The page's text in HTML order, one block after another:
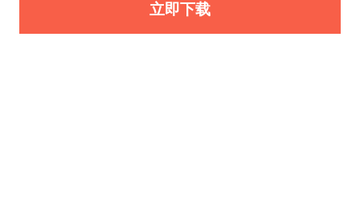
立即下载